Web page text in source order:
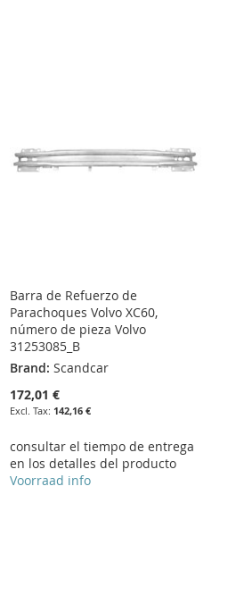
Barra de Refuerzo de
Parachoques Volvo XC60,
número de pieza Volvo
31253085_B
Brand: Scandcar
172,01 €
142,16 €
consultar el tiempo de entrega
en los detalles del producto
Voorraad info